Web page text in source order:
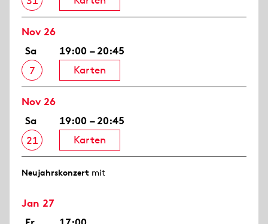
Nov 26
Sa
7
19:00 – 20:45
Karten
Nov 26
Sa
21
19:00 – 20:45
Karten
Neujahrs­konzert mit
Jan 27